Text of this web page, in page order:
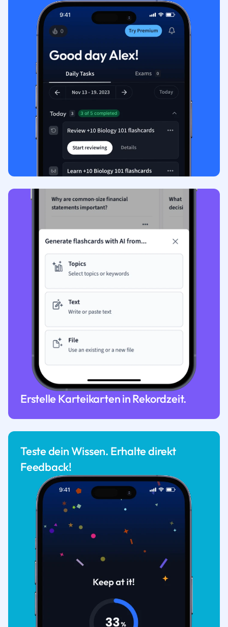
Erstelle Karteikarten in Rekordzeit.
Teste dein Wissen. Erhalte direkt
Feedback!